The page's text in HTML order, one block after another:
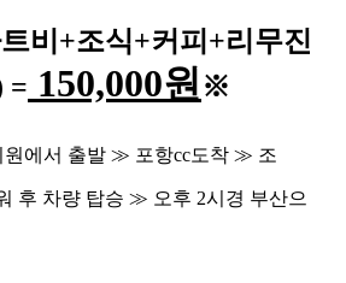
비 +조식+커피+리무진
= 150,000원 ※
원에서 출발 ≫ 포항cc도착 ≫ 조
후 차량 탑승 ≫ 오후 2시경 부산으